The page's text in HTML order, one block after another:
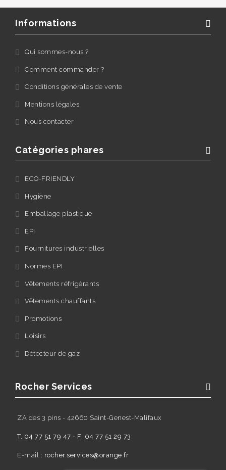
Informations
Qui sommes-nous ?
Comment commander ?
Conditions générales de vente
Mentions légales
Nous contacter
Catégories phares
ECO-FRIENDLY
Hygiène
Emballage plastique
EPI
Fournitures industrielles
Normes EPI
Vêtements réfrigérants
Vêtements chauffants
Promotions
Loisirs
Détecteur de gaz
Rocher Services
ZA des 3 pins - 42660 Saint-Genest-Malifaux
T. 04 77 51 79 47 - F. 04 77 51 29 73
E-mail : rocher.services@orange.fr